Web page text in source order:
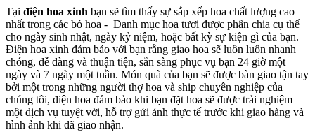
Tại điện hoa xinh bạn sẽ tìm thấy sự sắp xếp hoa chất lượng cao
nhất trong các bó hoa - Danh mục hoa tươi được phân chia cụ thể
cho ngày sinh nhật, ngày kỷ niệm, hoặc bất kỳ sự kiện gì của bạn.
Điện hoa xinh đảm bảo với bạn rằng giao hoa sẽ luôn luôn nhanh
chóng, dễ dàng và thuận tiện, sẵn sàng phục vụ bạn 24 giờ một
ngày và 7 ngày một tuần. Món quà của bạn sẽ được bàn giao tận tay
bởi một trong những người thợ hoa và ship chuyên nghiệp của
chúng tôi, điện hoa đảm bảo khi bạn đặt hoa sẽ được trải nghiệm
một dịch vụ tuyệt vời, hỗ trợ gửi ảnh thực tế trước khi giao hàng và
hình ảnh khi đã giao nhận.